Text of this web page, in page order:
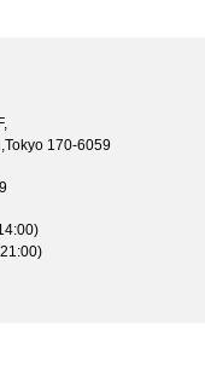
170-6059